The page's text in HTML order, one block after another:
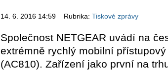
14. 6. 2016 14:59 Rubrika: Tiskové zprávy
Společnost NETGEAR uvádí na
extrémně rychlý mobilní
(AC810). Zařízení jako první na